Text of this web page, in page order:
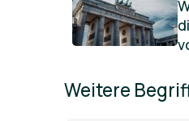
Weitere